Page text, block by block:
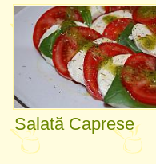
Salată Caprese